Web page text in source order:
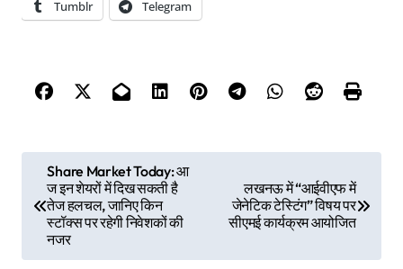
Tumblr Telegram
t
Share Market Today: आ
ज इन शेयरों में दिख सकती है
तेज हलचल, जानिए किन
स्टॉक्स पर रहेगी निवेशकों की
नजर
लखनऊ में “आईवीएफ में
जेनेटिक टेस्टिंग” विषय पर
सीएमई कार्यक्रम आयोजित